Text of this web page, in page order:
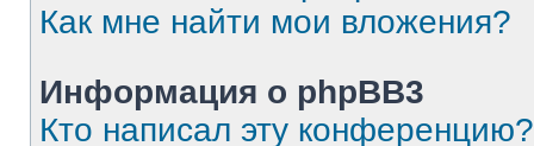
Как мне найти мои вложения?
Информация о phpBB3
Кто написал эту конференцию?